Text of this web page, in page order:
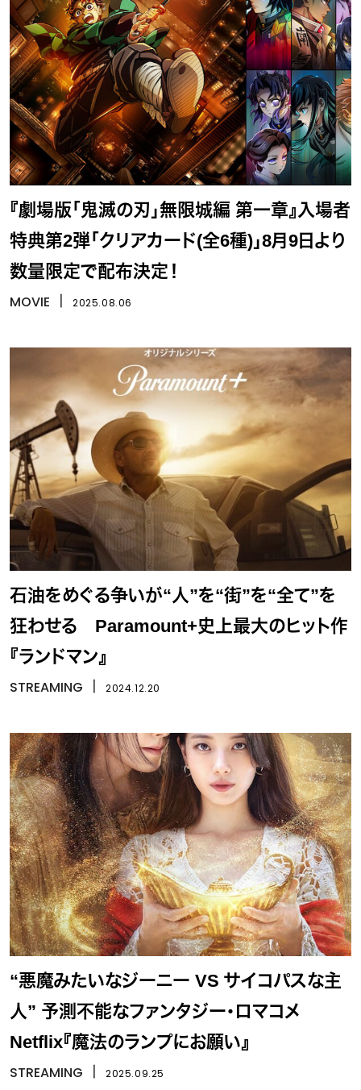
『劇場版「鬼滅の刃」無限城編 第一章』入場者
特典第2弾「クリアカード(全6種)」8月9日より
数量限定で配布決定！
MOVIE 2025.08.06
石油をめぐる争いが“人”を“街”を“全て”を
狂わせる Paramount+史上最大のヒット作
『ランドマン』
STREAMING 2024.12.20
“悪魔みたいなジーニー VS サイコパスな主
人” 予測不能なファンタジー・ロマコメ
Netflix『魔法のランプにお願い』
STREAMING 2025.09.25